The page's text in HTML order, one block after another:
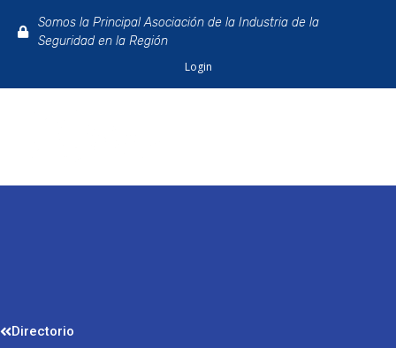
Somos la Principal Asociación de la Industria de la
Seguridad en la Región
Login
Directorio